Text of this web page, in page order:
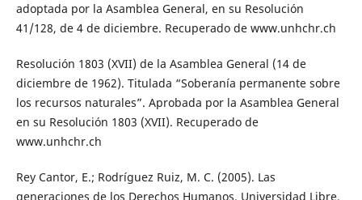
adoptada por la Asamblea General, en su Resolución
41/128, de 4 de diciembre. Recuperado de www.unhchr.ch
Resolución 1803 (XVII) de la Asamblea General (14 de
diciembre de 1962). Titulada “Soberanía permanente sobre
los recursos naturales”. Aprobada por la Asamblea General
en su Resolución 1803 (XVII). Recuperado de
www.unhchr.ch
Rey Cantor, E.; Rodríguez Ruiz, M. C. (2005). Las
generaciones de los Derechos Humanos. Universidad Libre.